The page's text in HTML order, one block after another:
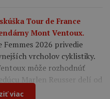
Tour de France
Mont Ventoux.
Femmes 2026 privedie
vrcholov cyklistiky.
môže rozhodnúť
Marlen Reusser delí od
viac